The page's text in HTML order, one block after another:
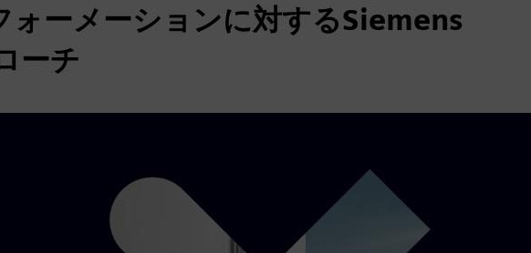
ォーメーションに対するSiemens
ーチ